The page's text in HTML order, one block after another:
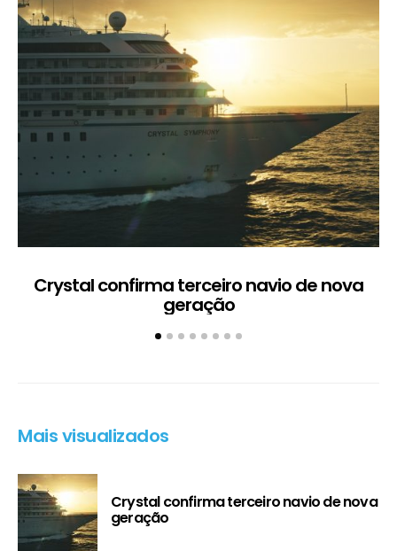
Crystal confirma terceiro navio de nova
geração
Mais visualizados
Crystal confirma terceiro navio de nova
geração